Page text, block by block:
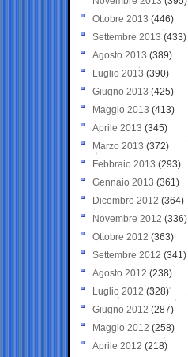
Ottobre 2013 (446)
Settembre 2013 (433)
Agosto 2013 (389)
Luglio 2013 (390)
Giugno 2013 (425)
Maggio 2013 (413)
Aprile 2013 (345)
Marzo 2013 (372)
Febbraio 2013 (293)
Gennaio 2013 (361)
Dicembre 2012 (364)
Novembre 2012 (336)
Ottobre 2012 (363)
Settembre 2012 (341)
Agosto 2012 (238)
Luglio 2012 (328)
Giugno 2012 (287)
Maggio 2012 (258)
Aprile 2012 (218)